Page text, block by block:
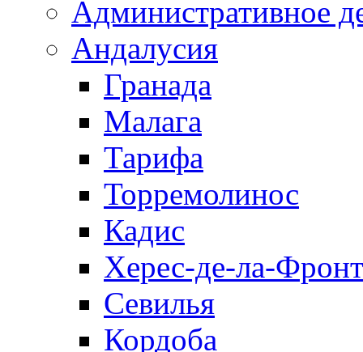
Административное
Андалусия
Гранада
Малага
Тарифа
Торремолинос
Кадис
Херес-де-ла-
Севилья
Кордоба